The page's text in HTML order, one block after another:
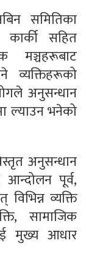
समितिका
सहित
मञ्चहरूबाट
व्यक्तिहरूको
अनुसन्धान
ल्याउन भनेको
अनुसन्धान
पूर्व,
व्यक्ति
सामाजिक
मुख्य आधार